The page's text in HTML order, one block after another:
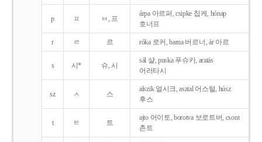
p ㅍ ㅂ, 프
árpa 아르퍼, csipke 칩케, hónap
호너프
r ㄹ 르 róka 로커, barna 버르너, ár 아르
s 시* 슈, 시
sál 샬, puska 푸슈카, aratás
어러타시
sz ㅅ 스
alszik 얼시크, asztal 어스털, húsz
후스
t ㅌ 트
ajto 어이토, borotva 보로트버, csont
촌트